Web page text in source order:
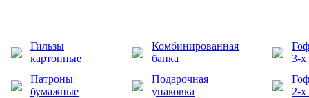
Гильзы
картонные
Комбинированная
банка
3-
Патроны
бумажные
Подарочная
упаковка
2-